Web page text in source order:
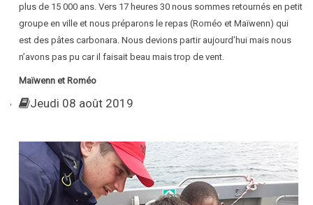
plus de 15 000 ans. Vers 17 heures 30 nous sommes retournés en petit
groupe en ville et nous préparons le repas (Roméo et Maïwenn) qui
est des pâtes carbonara. Nous devions partir aujourd’hui mais nous
n’avons pas pu car il faisait beau mais trop de vent.
Maïwenn et Roméo
Jeudi 08 août 2019